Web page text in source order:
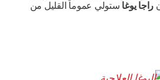
راجا يوغاستولي عموماً القليل من